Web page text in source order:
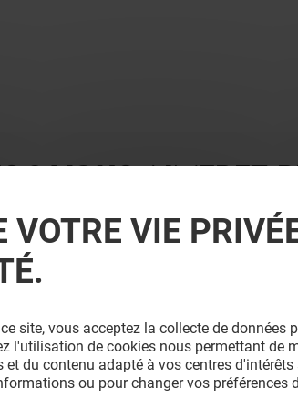
? VOUS AIMEREZ
VOTRE VIE
site, vous acceptez la collecte de données
l'utilisation de cookies nous permettant de
du contenu adapté à vos centres
ou pour changer vos préférences